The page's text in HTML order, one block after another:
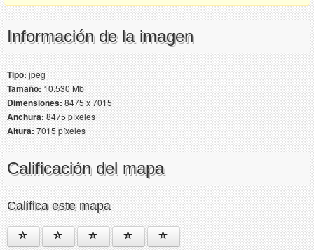
Información de la imagen
Tipo:jpeg
Tamaño:10.530 Mb
Dimensiones:8475 x 7015
Anchura:8475 píxeles
Altura:7015 píxeles
Calificación del mapa
Califica este mapa